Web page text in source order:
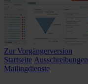
Zur Vorgängerversion
Startseite Ausschreibungen
Mailingdienste